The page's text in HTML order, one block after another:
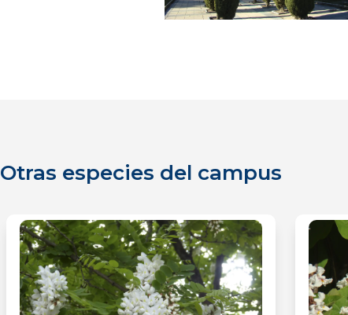
Otras especies del campus